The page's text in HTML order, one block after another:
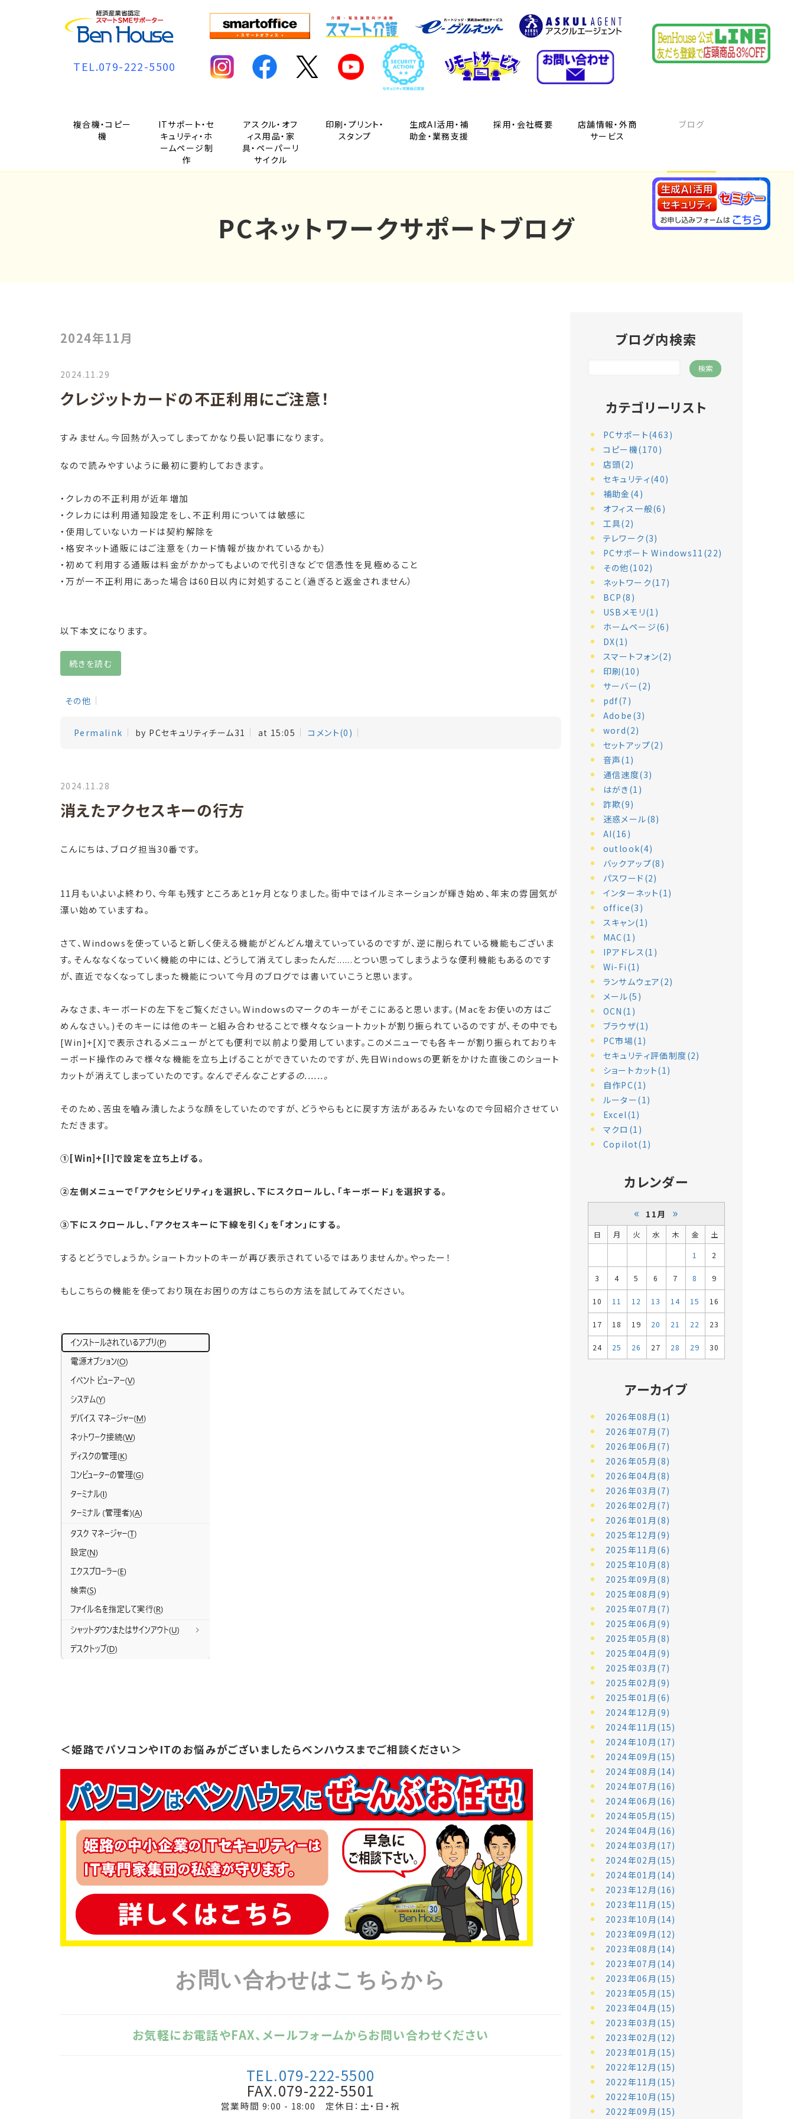
TEL.079-222-5500
複合機・コピー
機
ITサポート・セ
キュリティ・ホ
ームページ制
作
アスクル・オフ
ィス用品・家
具・ペーパーリ
サイクル
印刷・プリント・
スタンプ
生成AI活用・補
助金・業務支援
採用・会社概要
店舗情報・外商
サービス
ブログ
PCネットワークサポートブログ
2024年11月
2024.11.29
クレジットカードの不正利用にご注意！
すみません。今回熱が入ってしまってかなり長い記事になります。
なので読みやすいように最初に要約しておきます。
・クレカの不正利用が近年増加
・クレカには利用通知設定をし、不正利用については敏感に
・使用していないカードは契約解除を
・格安ネット通販にはご注意を（カード情報が抜かれているかも）
・初めて利用する通販は料金がかかってもよいので代引きなどで信憑性を見極めること
・万が一不正利用にあった場合は60日以内に対処すること（過ぎると返金されません）
以下本文になります。
続きを読む
その他
Permalink by PCセキュリティチーム31 at 15:05 コメント(0)
2024.11.28
消えたアクセスキーの行方
こんにちは、ブログ担当30番です。
11月もいよいよ終わり、今年も残すところあと1ヶ月となりました。街中ではイルミネーションが輝き始め、年末の雰囲気が
漂い始めていますね。
さて、Windowsを使っていると新しく使える機能がどんどん増えていっているのですが、逆に削られている機能もございま
す。そんななくなっていく機能の中には、どうして消えてしまったんだ......とつい思ってしまうような便利機能もあるのです
が、直近でなくなってしまった機能について今月のブログでは書いていこうと思います。
みなさま、キーボードの左下をご覧ください。Windowsのマークのキーがそこにあると思います。(Macをお使いの方はご
めんなさい。)そのキーには他のキーと組み合わせることで様々なショートカットが割り振られているのですが、その中でも
[Win]+[X]で表示されるメニューがとても便利で以前より愛用しています。このメニューでも各キーが割り振られておりキ
ーボード操作のみで様々な機能を立ち上げることができていたのですが、先日Windowsの更新をかけた直後このショート
カットが消えてしまっていたのです。 なんでそんなことするの......。
そのため、苦虫を嚙み潰したような顔をしていたのですが、どうやらもとに戻す方法があるみたいなので今回紹介させてい
ただきます。
①[Win]+[I]で設定を立ち上げる。
②左側メニューで「アクセシビリティ」を選択し、下にスクロールし、「キーボード」を選択する。
③下にスクロールし、「アクセスキーに下線を引く」を「オン」にする。
するとどうでしょうか。ショートカットのキーが再び表示されているではありませんか。やったー！
もしこちらの機能を使っており現在お困りの方はこちらの方法を試してみてください。
＜姫路でパソコンやITのお悩みがございましたらベンハウスまでご相談ください＞
お問い合わせはこちらから
お気軽にお電話やFAX、メールフォームからお問い合わせください
TEL.079-222-5500
FAX.079-222-5501
営業時間 9:00 - 18:00 定休日：土・日・祝
ブログ内検索
カテゴリーリスト
PCサポート(463)
コピー機(170)
店頭(2)
セキュリティ(40)
補助金(4)
オフィス一般(6)
工具(2)
テレワーク(3)
PCサポート Windows11(22)
その他(102)
ネットワーク(17)
BCP(8)
USBメモリ(1)
ホームページ(6)
DX(1)
スマートフォン(2)
印刷(10)
サーバー(2)
pdf(7)
Adobe(3)
word(2)
セットアップ(2)
音声(1)
通信速度(3)
はがき(1)
詐欺(9)
迷惑メール(8)
AI(16)
outlook(4)
バックアップ(8)
パスワード(2)
インターネット(1)
office(3)
スキャン(1)
MAC(1)
IPアドレス(1)
Wi-Fi(1)
ランサムウェア(2)
メール(5)
OCN(1)
ブラウザ(1)
PC市場(1)
セキュリティ評価制度(2)
ショートカット(1)
自作PC(1)
ルーター(1)
Excel(1)
マクロ(1)
Copilot(1)
カレンダー
« 11月 »
日 月 火 水 木 金
土
1
2
3 4 5 6 7 8 9
10 11 12 13 14 15 16
17 18 19 20 21 22 23
24 25 26 27 28 29 30
アーカイブ
2026年08月(1)
2026年07月(7)
2026年06月(7)
2026年05月(8)
2026年04月(8)
2026年03月(7)
2026年02月(7)
2026年01月(8)
2025年12月(9)
2025年11月(6)
2025年10月(8)
2025年09月(8)
2025年08月(9)
2025年07月(7)
2025年06月(9)
2025年05月(8)
2025年04月(9)
2025年03月(7)
2025年02月(9)
2025年01月(6)
2024年12月(9)
2024年11月(15)
2024年10月(17)
2024年09月(15)
2024年08月(14)
2024年07月(16)
2024年06月(16)
2024年05月(15)
2024年04月(16)
2024年03月(17)
2024年02月(15)
2024年01月(14)
2023年12月(16)
2023年11月(15)
2023年10月(14)
2023年09月(12)
2023年08月(14)
2023年07月(14)
2023年06月(15)
2023年05月(15)
2023年04月(15)
2023年03月(15)
2023年02月(12)
2023年01月(15)
2022年12月(15)
2022年11月(15)
2022年10月(15)
2022年09月(15)